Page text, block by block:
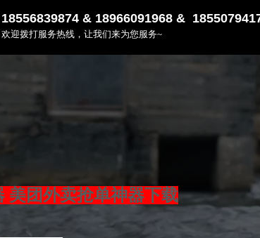
18556839874 & 18966091968 &
欢迎拨打服务热线，让我们来为您服务~
美团外卖抢单神器下载